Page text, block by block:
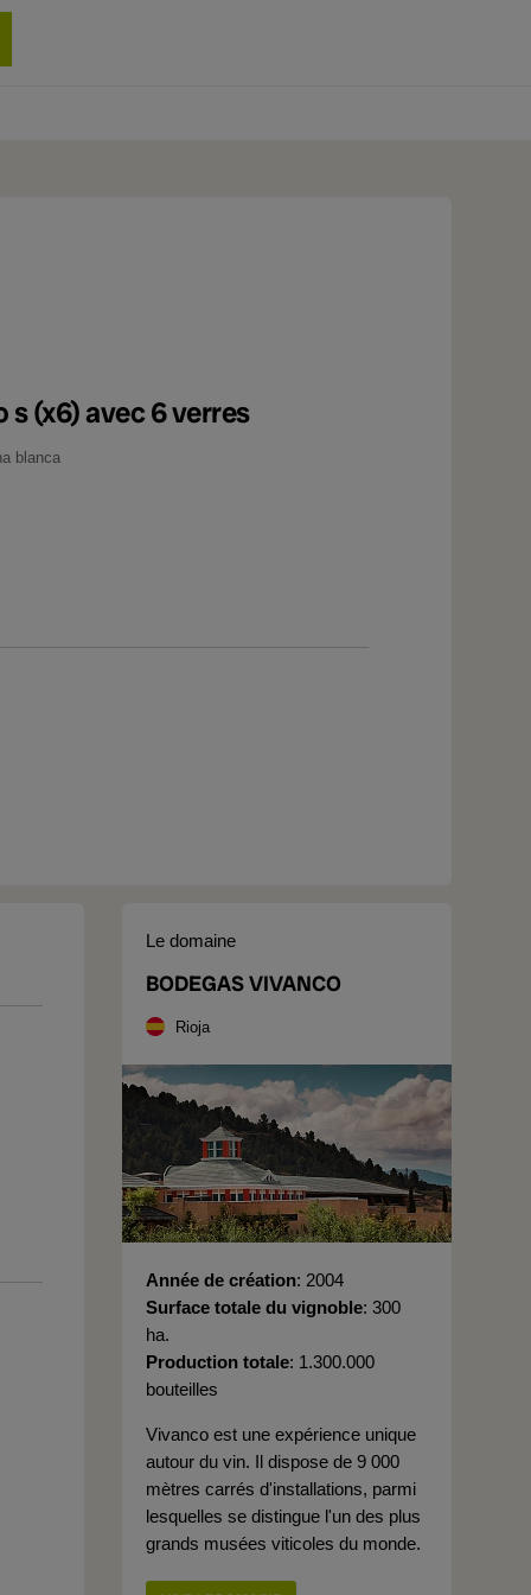
(x6) avec 6 verres
blanca
Le domaine
BODEGAS VIVANCO
Rioja
Année de création 2004
Surface totale du vignoble 300
ha.
Production totale 1.300.000
bouteilles
Vivanco est une expérience unique
autour du vin. Il dispose de 9 000
mètres carrés d'installations, parmi
lesquelles se distingue l'un des plus
grands musées viticoles du monde.